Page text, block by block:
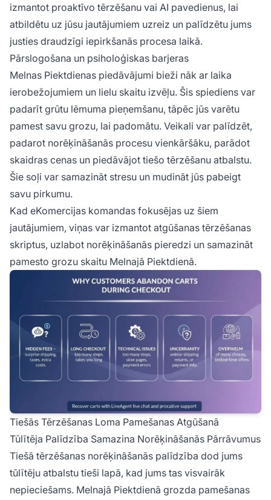
izmantot proaktīvo tērzēšanu vai AI pavedienus, lai
atbildētu uz jūsu jautājumiem uzreiz un palīdzētu jums
justies draudzīgi iepirkšanās procesa laikā.
Pārslogošana un psiholoģiskas barjeras
Melnas Piektdienas piedāvājumi bieži nāk ar laika
ierobežojumiem un lielu skaitu izvēļu. Šis spiediens var
padarīt grūtu lēmuma pieņemšanu, tāpēc jūs varētu
pamest savu grozu, lai padomātu. Veikali var palīdzēt,
padarot norēķināšanās procesu vienkāršāku, parādot
skaidras cenas un piedāvājot tiešo tērzēšanu atbalstu.
Šie soļi var samazināt stresu un mudināt jūs pabeigt
savu pirkumu.
Kad eKomercijas komandas fokusējas uz šiem
jautājumiem, viņas var izmantot atgūšanas tērzēšanas
skriptus, uzlabot norēķināšanās pieredzi un samazināt
pamesto grozu skaitu Melnajā Piektdienā.
Tiešās Tērzēšanas Loma Pamešanas Atgūšanā
Tūlītēja Palīdzība Samazina Norēķināšanās Pārrāvumus
Tiešā tērzēšanas norēķināšanās palīdzība dod jums
tūlītēju atbalstu tieši lapā, kad jums tas visvairāk
nepieciešams. Melnajā Piektdienā grozda pamešanas